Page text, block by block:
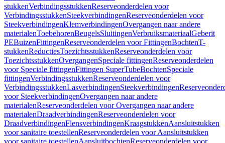
stukkenVerbindingsstukkenReserveonderdelen voor
VerbindingsstukkenSteekverbindingenReserveonderdelen voor
SteekverbindingenKlemverbindingenOvergangen naar andere
materialenToebehorenBeugelsSluitingenVerbruiksmateriaalGeberit
PEBuizenFittingenReserveonderdelen voor FittingenBochtenT-
stukkenReductiesToezichtsstukkenReserveonderdelen voor
ToezichtsstukkenOvergangenSpeciale fittingenReserveonderdelen
voor Speciale fittingenFittingen SuperTubeBochtenSpeciale
fittingenVerbindingsstukkenReserveonderdelen voor
VerbindingsstukkenLasverbindingenSteekverbindingen
voor SteekverbindingenOvergangen naar andere
materialenReserveonderdelen voor Overgangen naar andere
materialenDraadverbindingenReserveonderdelen voor
DraadverbindingenFlensverbindingenKraagstukkenAansluitstukken
voor sanitaire toestellenReserveonderdelen voor Aansluitstukken
voor sanitaire toestellenAansluitbochtenReserveonderdelen voor